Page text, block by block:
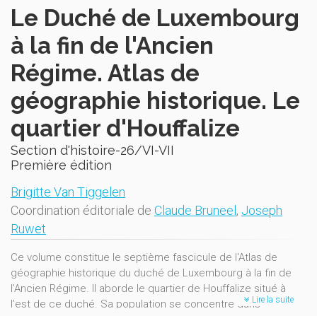
Le Duché de Luxembourg
à la fin de l'Ancien
Régime. Atlas de
géographie historique. Le
quartier d'Houffalize
Section d'histoire-26/VI-VII
Première édition
Brigitte Van Tiggelen
Coordination éditoriale de Claude Bruneel , Joseph
Ruwet
Ce volume constitue le septième fascicule de l'Atlas de
géographie historique du duché de Luxembourg à la fin de
l’Ancien Régime. Il aborde le quartier de Houffalize situé à
l’est de ce duché. Sa population se concentre dansLire la suite